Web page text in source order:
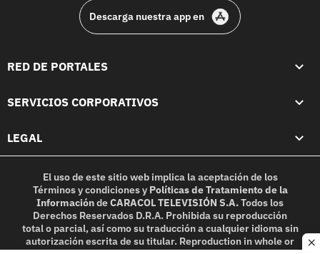
Descarga nuestra app en
RED DE PORTALES
SERVICIOS CORPORATIVOS
LEGAL
El uso de este sitio web implica la aceptación de los
Términos y condicionesy Políticas de Tratamiento de la
InformacióndeCARACOL TELEVISIÓN S.A.Todos los
Derechos Reservados D.R.A. Prohibida su reproducción
total o parcial, así como su traducción a cualquier idioma sin
autorización escrita de su titular. Reproduction in whole or